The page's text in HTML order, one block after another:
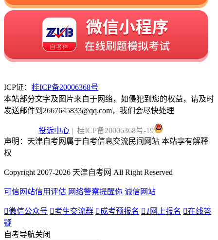
ICP证： 桂ICP备20006368号
本站部分文字及图片来自于网络，如侵犯到您的权益，请及时
发送邮件到2667645833@qq.com，我们会尽快处理
投诉中心 | 桂ICP备20006368号-19
声明：天津自考网属于自考信息交流民间网站 本站享有解释
权
Copyright 2007-2026 天津自考网 All Right Reserved
可信网站信用评估 网络警察提醒你 诚信网站
微信公众号 考生交流群 成考预报名  1 网上报名 在线答
疑
自考导航关闭